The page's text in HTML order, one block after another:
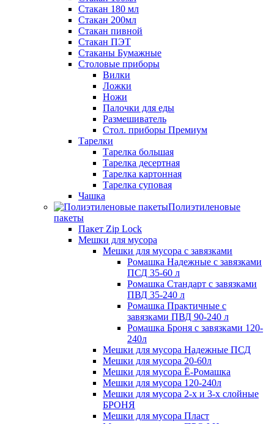
Стакан 180 мл
Стакан 200мл
Стакан пивной
Стакан ПЭТ
Стаканы Бумажные
Столовые приборы
Вилки
Ложки
Ножи
Палочки для еды
Размешиватель
Стол. приборы Премиум
Тарелки
Тарелка большая
Тарелка десертная
Тарелка картонная
Тарелка суповая
Чашка
Полиэтиленовые
пакеты
Пакет Zip Lock
Мешки для мусора
Мешки для мусора с завязками
Ромашка Надежные с завязками
ПСД 35-60 л
Ромашка Стандарт с завязками
ПВД 35-240 л
Ромашка Практичные с
завязками ПВД 90-240 л
Ромашка Броня с завязками 120-
240л
Мешки для мусора Надежные ПСД
Мешки для мусора 20-60л
Мешки для мусора Ё-Ромашка
Мешки для мусора 120-240л
Мешки для мусора 2-х и 3-х слойные
БРОНЯ
Мешки для мусора Пласт